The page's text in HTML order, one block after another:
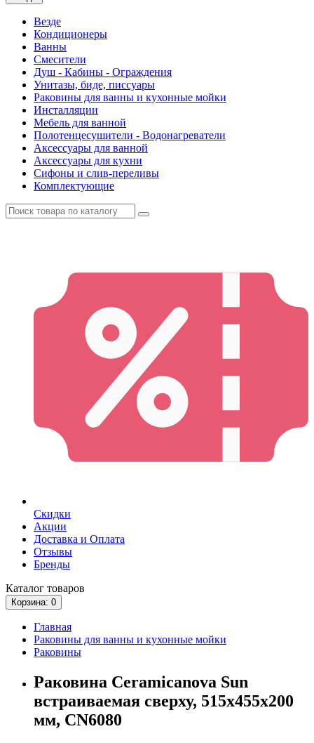
Везде
Кондиционеры
Ванны
Смесители
Душ - Кабины - Ограждения
Унитазы, биде, писсуары
Раковины для ванны и кухонные мойки
Инсталляции
Мебель для ванной
Полотенцесушители - Водонагреватели
Аксессуары для ванной
Аксессуары для кухни
Сифоны и слив-переливы
Комплектующие
Скидки
Акции
Доставка и Оплата
Отзывы
Бренды
Каталог товаров
Корзина: 0
Главная
Раковины для ванны и кухонные мойки
Раковины
Раковина Ceramicanova Sun
встраиваемая сверху, 515x455x200
мм, CN6080